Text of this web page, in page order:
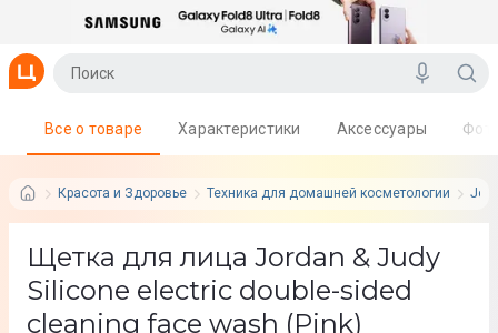
Красота и Здоровье Техника для домашней косметологии
Все о товаре Характеристики Аксессуары
Щетка для лица Jordan & Judy
Silicone electric double-sided
cleaning face wash (Pink)